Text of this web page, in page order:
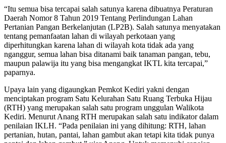
“Itu semua bisa tercapai salah satunya karena dibuatnya Peraturan
Daerah Nomor 8 Tahun 2019 Tentang Perlindungan Lahan
Pertanian Pangan Berkelanjutan (LP2B). Salah satunya menyatakan
tentang pemanfaatan lahan di wilayah perkotaan yang
diperhitungkan karena lahan di wilayah kota tidak ada yang
nganggur, semua lahan bisa ditanami baik tanaman pangan, tebu,
maupun palawija itu yang bisa mengangkat IKTL kita tercapai,”
paparnya.
Upaya lain yang digaungkan Pemkot Kediri yakni dengan
menciptakan program Satu Kelurahan Satu Ruang Terbuka Hijau
(RTH) yang merupakan salah satu program unggulan Walikota
Kediri. Menurut Anang RTH merupakan salah satu indikator dalam
penilaian IKLH. “Pada penilaian ini yang dihitung: RTH, lahan
pertanian, hutan, pantai, lahan gambut akan tetapi kita tidak punya